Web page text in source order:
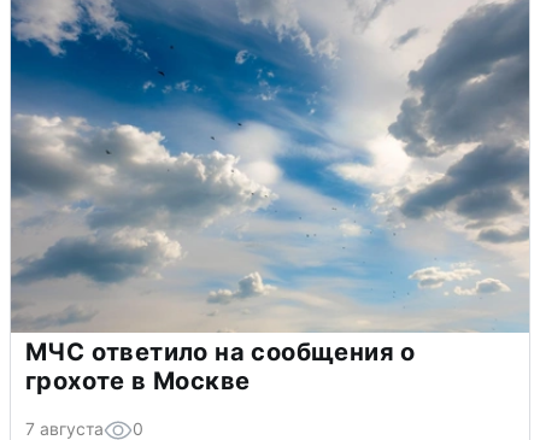
МЧС ответило на сообщения о
грохоте в Москве
7 августа 0